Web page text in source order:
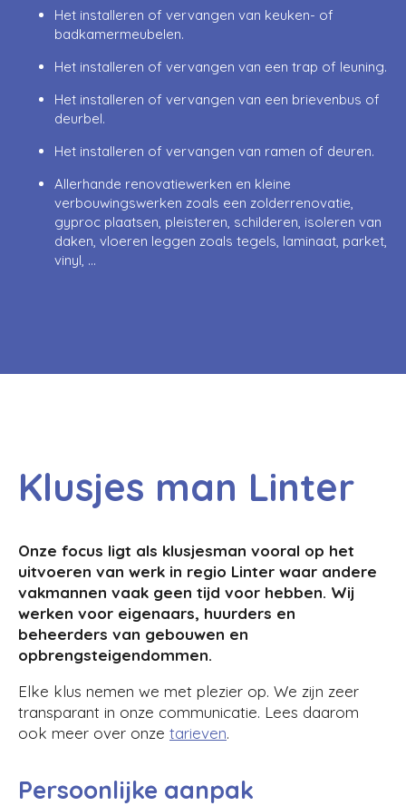
Het installeren of vervangen van keuken- of
badkamermeubelen.
Het installeren of vervangen van een trap of leuning.
Het installeren of vervangen van een brievenbus of
deurbel.
Het installeren of vervangen van ramen of deuren.
Allerhande renovatiewerken en kleine
verbouwingswerken zoals een zolderrenovatie,
gyproc plaatsen, pleisteren, schilderen, isoleren van
daken, vloeren leggen zoals tegels, laminaat, parket,
vinyl, …
Klusjes man Linter
Onze focus ligt als klusjesman vooral op het
uitvoeren van werk in regio Linter waar andere
vakmannen vaak geen tijd voor hebben. Wij
werken voor eigenaars, huurders en
beheerders van gebouwen en
opbrengsteigendommen.
Elke klus nemen we met plezier op. We zijn zeer
transparant in onze communicatie. Lees daarom
ook meer over onze tarieven.
Persoonlijke aanpak